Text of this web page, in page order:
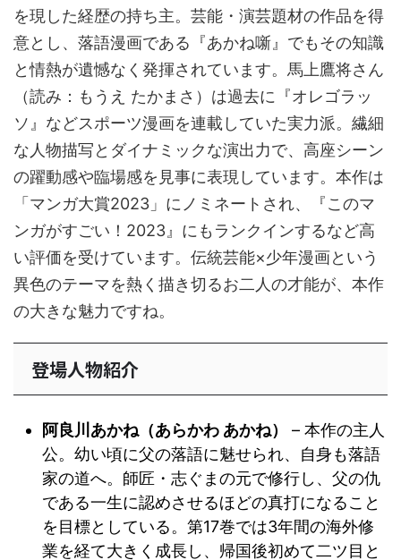
を現した経歴の持ち主。芸能・演芸題材の作品を得
意とし、落語漫画である『あかね噺』でもその知識
と情熱が遺憾なく発揮されています。馬上鷹将さん
（読み：もうえ たかまさ）は過去に『オレゴラッ
ソ』などスポーツ漫画を連載していた実力派。繊細
な人物描写とダイナミックな演出力で、高座シーン
の躍動感や臨場感を見事に表現しています。本作は
「マンガ大賞2023」にノミネートされ、『このマ
ンガがすごい！2023』にもランクインするなど高
い評価を受けています。伝統芸能×少年漫画という
異色のテーマを熱く描き切るお二人の才能が、本作
の大きな魅力ですね。
登場人物紹介
阿良川あかね（あらかわ あかね）
– 本作の主人
公。幼い頃に父の落語に魅せられ、自身も落語
家の道へ。師匠・志ぐまの元で修行し、父の仇
である一生に認めさせるほどの真打になること
を目標としている。第17巻では3年間の海外修
業を経て大きく成長し、帰国後初めて二ツ目と